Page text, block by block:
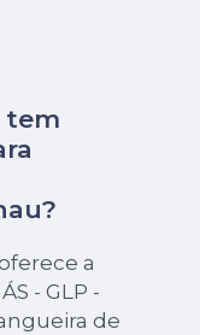
tem
a
- GLP -
de